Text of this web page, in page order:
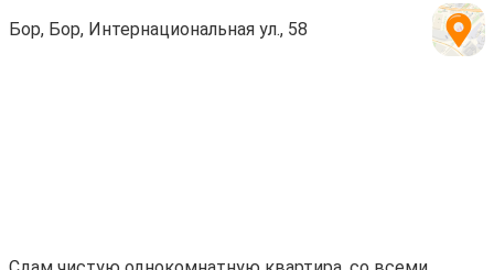
Бор, Бор, Интернациональная ул., 58